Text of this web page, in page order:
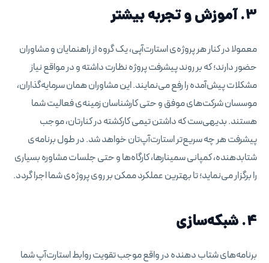
3. آموزش و تجربه بیشتر
معمولا در کنار هر پروژه‌ی استارت‌آپی، یک گروه از راهنمایان و مشاوران
حضور دارند؛ که بر روند پیشرفت پروژه نظارت داشته و در مواقع نیاز
مشکلات پیش‌آمده را رفع می‌نمایند. این مشاوران همان سرمایه‌گذاران،
موسسان شرکت‌های موفق و حتی کارشناسان زمینه‌ی فعالیت شما
هستند. بدیهی‌ست که داشتن تیمی کارکشته در کنارتان، موجب
پیشرفت هر چه سریع‌تر استارت‌آپ‌تان خواهد شد. در طول برنامه‌ی
شتابدهنده، کمپانی سمینارها، کارگاه‌ها و حتی جلسات مشاوره بسیاری
را برگزار می‌نماید؛ تا بهترین عملکرد ممکن بر روی پروژه‌ی شما اجرا گردد.
4. شبکه‌سازی
برنامه‌های شتاب دهنده در واقع موجب تقویت روابط استارت‌آپ شما